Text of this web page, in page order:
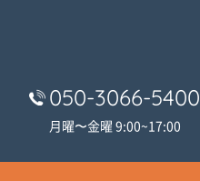
050-3066-5400
月曜〜金曜 9:00~17:00